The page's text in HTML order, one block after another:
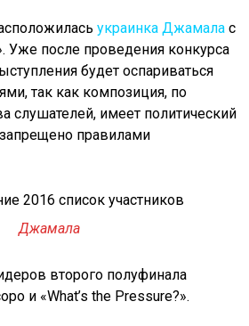
украинка Джамала с
Уже после проведения конкурса
будет оспариваться
так как композиция, по
слушателей, имеет политический
запрещено правилами
Джамала
второго полуфинала
и «What’s the Pressure?».